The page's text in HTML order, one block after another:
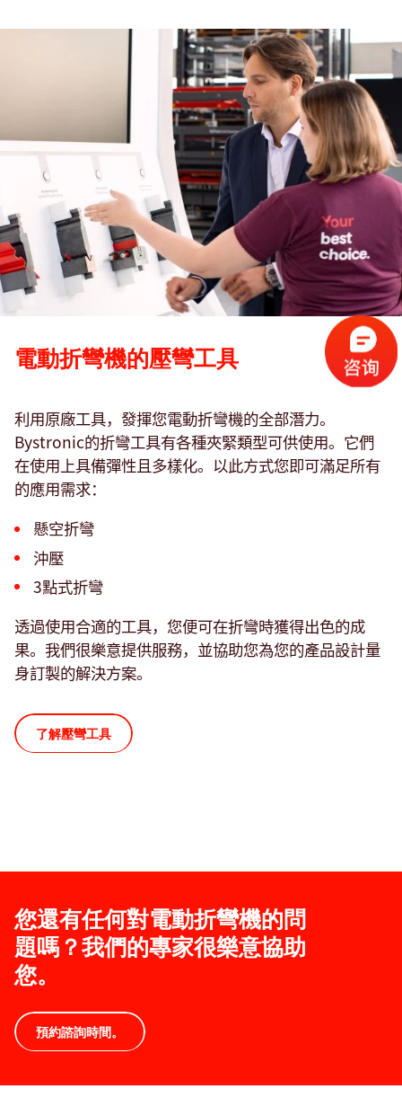
電動折彎機的壓彎工具
利用原廠工具，發揮您電動折彎機的全部潛力。
Bystronic的折彎工具有各種夾緊類型可供使用。它們
在使用上具備彈性且多樣化。以此方式您即可滿足所有
的應用需求：
懸空折彎
沖壓
3點式折彎
透過使用合適的工具，您便可在折彎時獲得出色的成
果。我們很樂意提供服務，並協助您為您的產品設計量
身訂製的解決方案。
了解壓彎工具
您還有任何對電動折彎機的問
題嗎？我們的專家很樂意協助
您。
預約諮詢時間。